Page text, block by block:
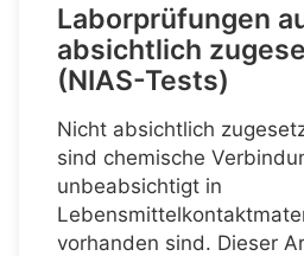
Laborprüfungen
absichtlich
(NIAS-Tests)
Nicht absichtlich
sind chemische
unbeabsichtigt in
vorhanden sind. Dieser